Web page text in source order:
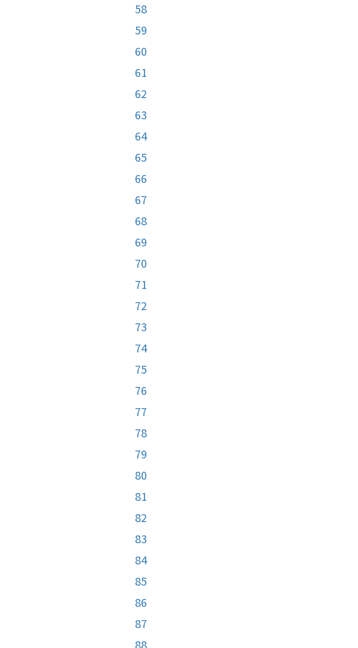
58
59
60
61
62
63
64
65
66
67
68
69
70
71
72
73
74
75
76
77
78
79
80
81
82
83
84
85
86
87
88